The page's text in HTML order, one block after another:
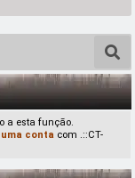
a esta função.
conta com .::CT-